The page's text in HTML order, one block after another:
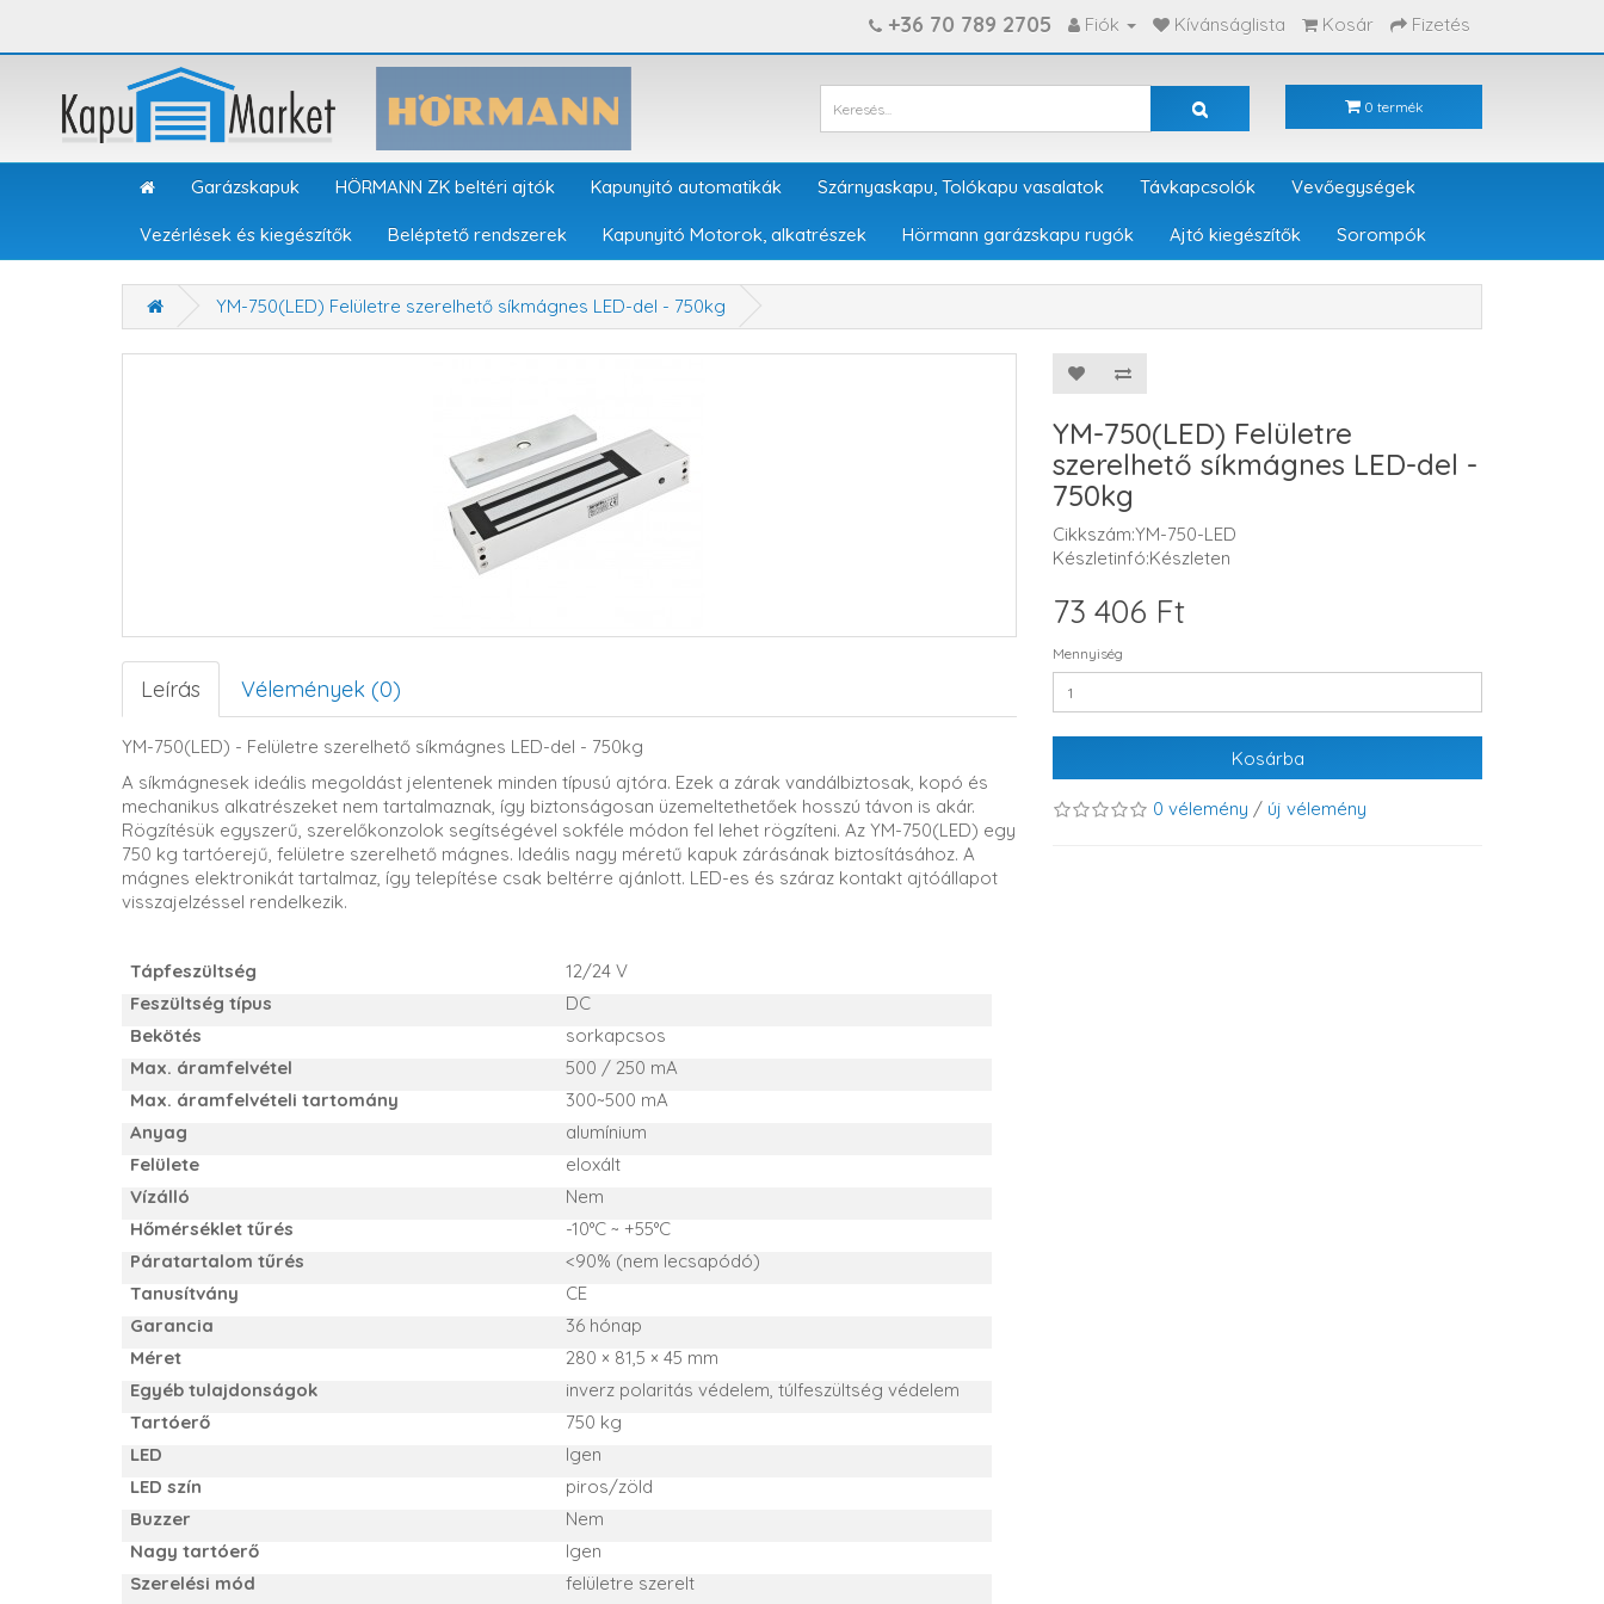
+36 70 789 2705 Fiók Kívánságlista Kosár Fizetés
0 termék
Garázskapuk HÖRMANN ZK beltéri ajtók Kapunyitó automatikák Szárnyaskapu, Tolókapu vasalatok Távkapcsolók Vevőegységek
Vezérlések és kiegészítők Beléptető rendszerek Kapunyitó Motorok, alkatrészek Hörmann garázskapu rugók Ajtó kiegészítők Sorompók
YM-750(LED) Felületre szerelhető síkmágnes LED-del - 750kg
Leírás Vélemények (0)
YM-750(LED) - Felületre szerelhető síkmágnes LED-del - 750kg
A síkmágnesek ideális megoldást jelentenek minden típusú ajtóra. Ezek a zárak vandálbiztosak, kopó és
mechanikus alkatrészeket nem tartalmaznak, így biztonságosan üzemeltethetőek hosszú távon is akár.
Rögzítésük egyszerű, szerelőkonzolok segítségével sokféle módon fel lehet rögzíteni. Az YM-750(LED) egy
750 kg tartóerejű, felületre szerelhető mágnes. Ideális nagy méretű kapuk zárásának biztosításához. A
mágnes elektronikát tartalmaz, így telepítése csak beltérre ajánlott. LED-es és száraz kontakt ajtóállapot
visszajelzéssel rendelkezik.
Tápfeszültség
12/24 V
Feszültség típus
DC
Bekötés
sorkapcsos
Max. áramfelvétel
500 / 250 mA
Max. áramfelvételi tartomány
300~500 mA
Anyag
alumínium
Felülete
eloxált
Vízálló
Nem
Hőmérséklet tűrés
-10°C ~ +55°C
Páratartalom tűrés
<90% (nem lecsapódó)
Tanusítvány
CE
Garancia
36 hónap
Méret
280 × 81,5 × 45 mm
Egyéb tulajdonságok
inverz polaritás védelem, túlfeszültség védelem
Tartóerő
750 kg
LED
Igen
LED szín
piros/zöld
Buzzer
Nem
Nagy tartóerő
Igen
Szerelési mód
felületre szerelt
YM-750(LED) Felületre
szerelhető síkmágnes LED-del -
750kg
Cikkszám:YM-750-LED
Készletinfó:Készleten
73 406 Ft
Mennyiség
Kosárba
0 vélemény / új vélemény